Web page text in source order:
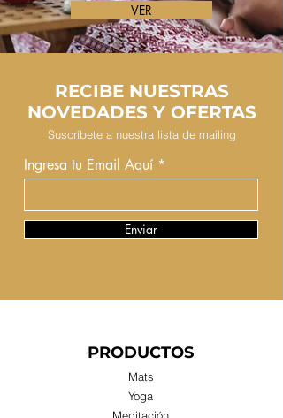
VER
RECIBE NUESTRAS
NOVEDADES Y OFERTAS
Suscríbete a nuestra lista de mailing
Ingresa tu Email Aquí
Enviar
PRODUCTOS
Mats
Yoga